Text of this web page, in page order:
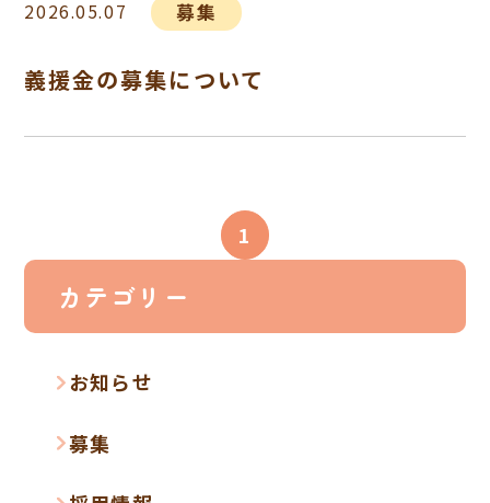
2026.05.07 募集
義援金の募集について
1
カテゴリー
お知らせ
募集